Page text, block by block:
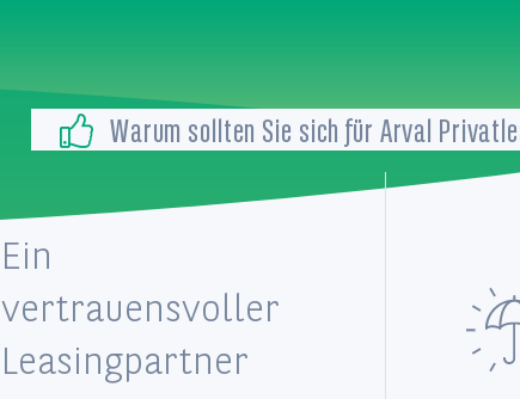
Warum sollten Sie sich für Arval
Ein
vertrauensvoller
Leasingpartner